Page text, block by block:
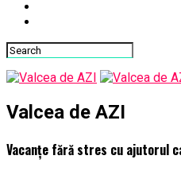
Valcea de AZI
Vacanțe fără stres cu ajutorul